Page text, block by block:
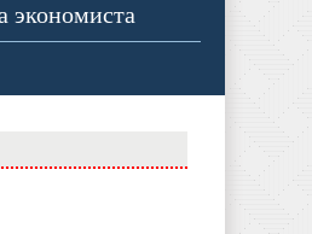
экономиста